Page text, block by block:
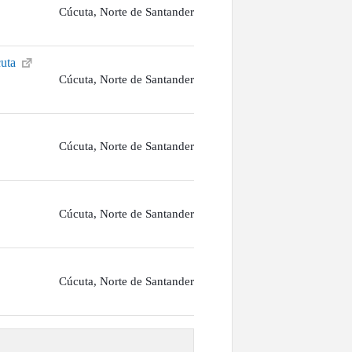
Cúcuta, Norte de Santander
Cúcuta, Norte de Santander
Cúcuta, Norte de Santander
Cúcuta, Norte de Santander
Cúcuta, Norte de Santander